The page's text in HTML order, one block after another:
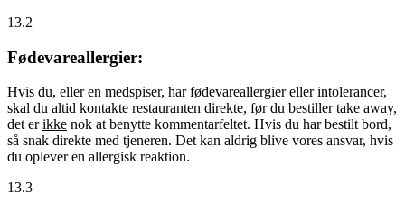
13.2
Fødevareallergier:
Hvis du, eller en medspiser, har fødevareallergier eller intolerancer,
skal du altid kontakte restauranten direkte, før du bestiller take away,
det erikke nok at benytte kommentarfeltet. Hvis du har bestilt bord,
så snak direkte med tjeneren. Det kan aldrig blive vores ansvar, hvis
du oplever en allergisk reaktion.
13.3